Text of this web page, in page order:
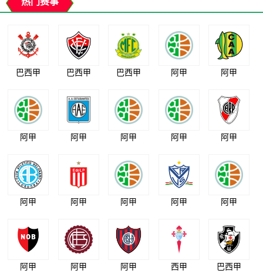
巴西甲 巴西甲 巴西甲 阿甲 阿甲
阿甲 阿甲 阿甲 阿甲 阿甲
阿甲 阿甲 阿甲 阿甲 阿甲
阿甲 阿甲 阿甲 西甲 巴西甲